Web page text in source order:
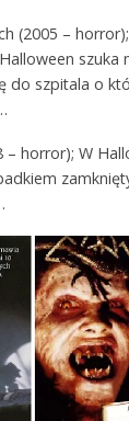
(2005 –
szuka
do szpitala o
– horror); W